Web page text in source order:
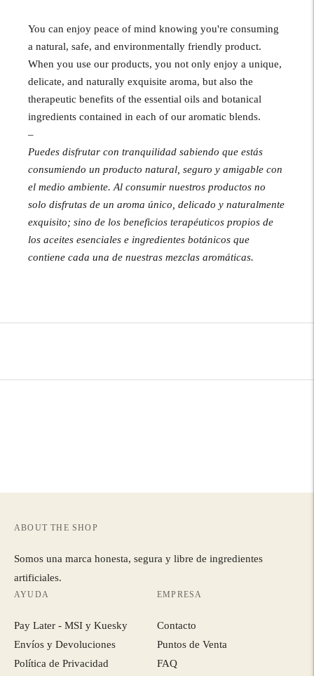
You can enjoy peace of mind knowing you're consuming
a natural, safe, and environmentally friendly product.
When you use our products, you not only enjoy a unique,
delicate, and naturally exquisite aroma, but also the
therapeutic benefits of the essential oils and botanical
ingredients contained in each of our aromatic blends.
–
Puedes disfrutar con tranquilidad sabiendo que estás
consumiendo un producto natural, seguro y amigable con
el medio ambiente. Al consumir nuestros productos no
solo disfrutas de un aroma único, delicado y naturalmente
exquisito; sino de los beneficios terapéuticos propios de
los aceites esenciales e ingredientes botánicos que
contiene cada una de nuestras mezclas aromáticas.
ABOUT THE SHOP
Somos una marca honesta, segura y libre de ingredientes
artificiales.
AYUDA
Pay Later - MSI y Kuesky
Envíos y Devoluciones
Política de Privacidad
EMPRESA
Contacto
Puntos de Venta
FAQ